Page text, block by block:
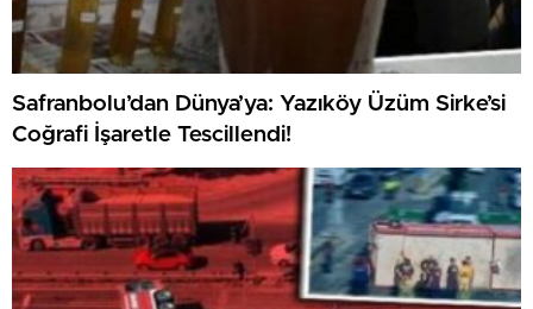
Safranbolu’dan Dünya’ya: Yazıköy Üzüm Sirke’si
Coğrafi İşaretle Tescillendi!